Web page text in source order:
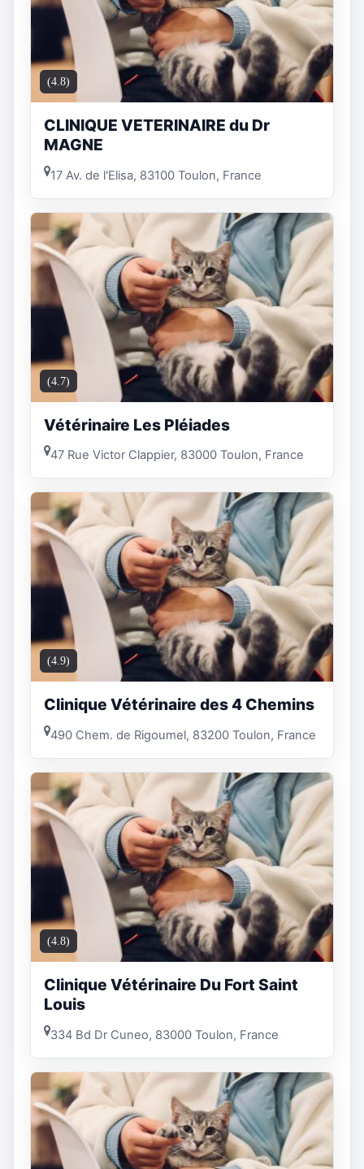
(4.8)
CLINIQUE VETERINAIRE du Dr
MAGNE
17 Av. de l'Elisa, 83100 Toulon, France
(4.7)
Vétérinaire Les Pléiades
47 Rue Victor Clappier, 83000 Toulon, France
(4.9)
Clinique Vétérinaire des 4 Chemins
490 Chem. de Rigoumel, 83200 Toulon, France
(4.8)
Clinique Vétérinaire Du Fort Saint
Louis
334 Bd Dr Cuneo, 83000 Toulon, France